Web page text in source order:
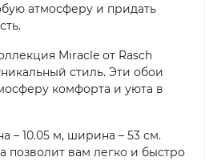
атмосферу и придать
Miracle от Rasch
стиль. Эти обои
комфорта и уюта в
– 10.05 м, ширина – 53 см.
позволит вам легко и быстро